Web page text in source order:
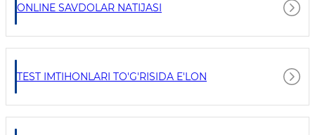
ONLINE SAVDOLAR NATIJASI
TEST IMTIHONLARI TO'G'RISIDA E'LON